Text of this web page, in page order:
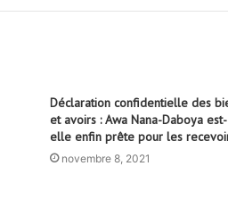
Déclaration confidentielle des
et avoirs : Awa Nana-Daboya est-
elle enfin prête pour les
novembre 8, 2021